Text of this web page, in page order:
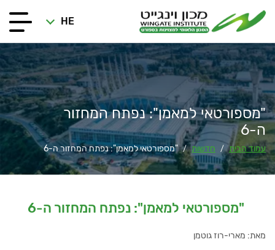
HE
"מספורטאי למאמן": נפתח המחזור
ה-6
עמוד הבית / חדשות / "מספורטאי למאמן": נפתח המחזור ה-6
"מספורטאי למאמן": נפתח המחזור ה-6
מאת: מארי-רוז גוטמן